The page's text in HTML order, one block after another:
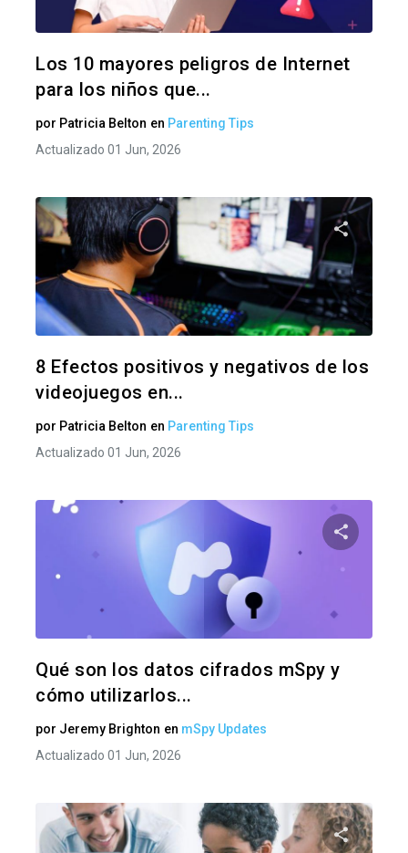
Los 10 mayores peligros de Internet
para los niños que...
por Patricia Belton en Parenting Tips
Actualizado 01 Jun, 2026
8 Efectos positivos y negativos de los
videojuegos en...
por Patricia Belton en Parenting Tips
Actualizado 01 Jun, 2026
Qué son los datos cifrados mSpy y
cómo utilizarlos...
por Jeremy Brighton en mSpy Updates
Actualizado 01 Jun, 2026